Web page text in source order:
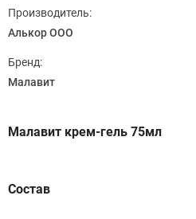
Производитель:
Алькор ООО
Бренд:
Малавит
Малавит крем-гель 75мл
Состав